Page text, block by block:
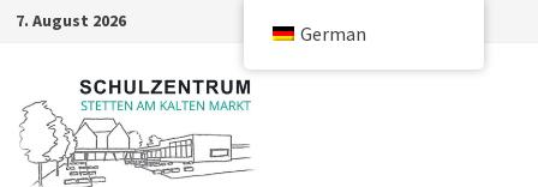
Zum7. August 2026
German